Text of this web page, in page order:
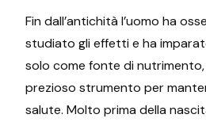
Fin dall’antichità l’uomo ha
studiato gli effetti e ha
solo come fonte di
prezioso strumento per
salute. Molto prima della